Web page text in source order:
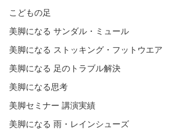
こどもの足
美脚になる サンダル・ミュール
美脚になる ストッキング・フットウエア
美脚になる 足のトラブル解決
美脚になる思考
美脚セミナー 講演実績
美脚になる 雨・レインシューズ